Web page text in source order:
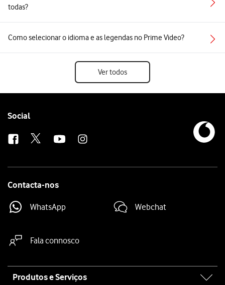
todas?
Como selecionar o idioma e as legendas no Prime Video?
Ver todos
Follow
Social
Contacta-nos
WhatsApp Webchat
Fala connosco
map
Produtos e Serviços